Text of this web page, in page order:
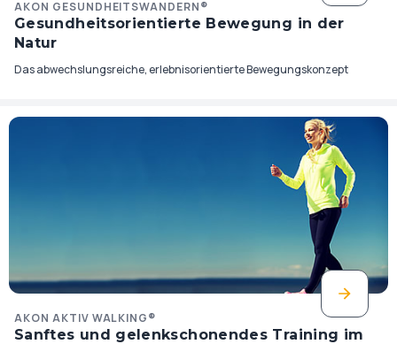
AKON GESUNDHEITSWANDERN®
Gesundheitsorientierte Bewegung in der
Natur
Das abwechslungsreiche, erlebnisorientierte Bewegungskonzept
AKON AKTIV WALKING®
Sanftes und gelenkschonendes Training im